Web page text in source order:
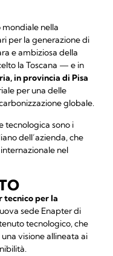
mondiale nella
per la generazione di
e ambiziosa della
la Toscana — e in
in provincia di Pisa
per una delle
globale.
tecnologica sono i
dell’azienda, che
nel
tecnico per la
sede Enapter di
tecnologico, che
visione allineata ai